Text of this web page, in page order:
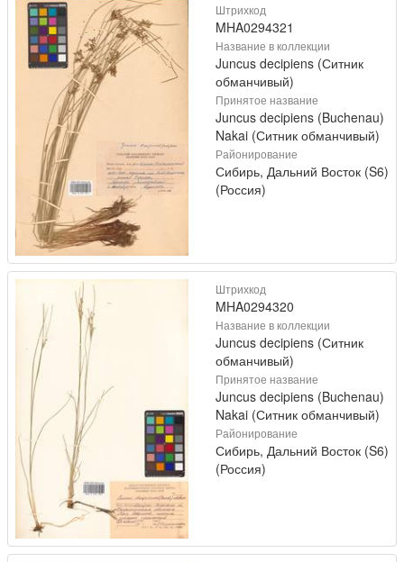
Штрихкод
MHA0294321
Название в коллекции
Juncus decipiens (Ситник
обманчивый)
Принятое название
Juncus decipiens (Buchenau)
Nakai (Ситник обманчивый)
Районирование
Сибирь, Дальний Восток (S6)
(Россия)
Штрихкод
MHA0294320
Название в коллекции
Juncus decipiens (Ситник
обманчивый)
Принятое название
Juncus decipiens (Buchenau)
Nakai (Ситник обманчивый)
Районирование
Сибирь, Дальний Восток (S6)
(Россия)